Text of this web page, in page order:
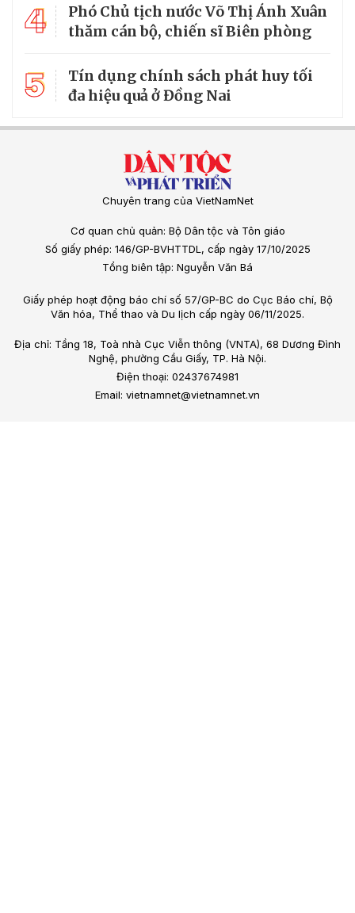
4
Phó Chủ tịch nước Võ Thị Ánh Xuân
thăm cán bộ, chiến sĩ Biên phòng
5
Tín dụng chính sách phát huy tối
đa hiệu quả ở Đồng Nai
Chuyên trang của VietNamNet
Cơ quan chủ quản: Bộ Dân tộc và Tôn giáo
Số giấy phép: 146/GP-BVHTTDL, cấp ngày 17/10/2025
Tổng biên tập: Nguyễn Văn Bá
Giấy phép hoạt động báo chí số 57/GP-BC do Cục Báo chí, Bộ
Văn hóa, Thể thao và Du lịch cấp ngày 06/11/2025.
Địa chỉ: Tầng 18, Toà nhà Cục Viễn thông (VNTA), 68 Dương Đình
Nghệ, phường Cầu Giấy, TP. Hà Nội.
Điện thoại: 02437674981
Email: vietnamnet@vietnamnet.vn